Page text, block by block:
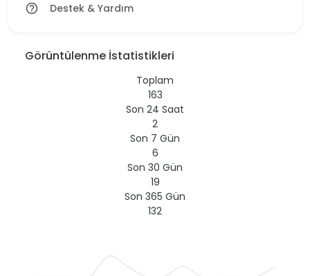
help_outline Destek & Yardım
Görüntülenme İstatistikleri
Toplam
163
Son 24 Saat
2
Son 7 Gün
6
Son 30 Gün
19
Son 365 Gün
132